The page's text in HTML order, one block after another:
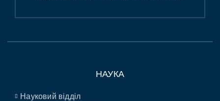
НАУКА
Науковий відділ